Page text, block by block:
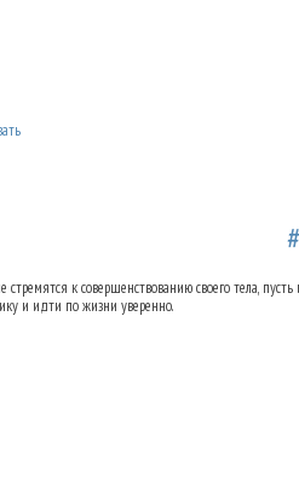
к совершенствованию своего тела,
и идти по жизни уверенно.